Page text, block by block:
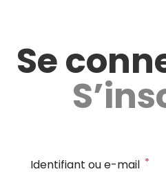
Se
Identifiant ou e-mail *